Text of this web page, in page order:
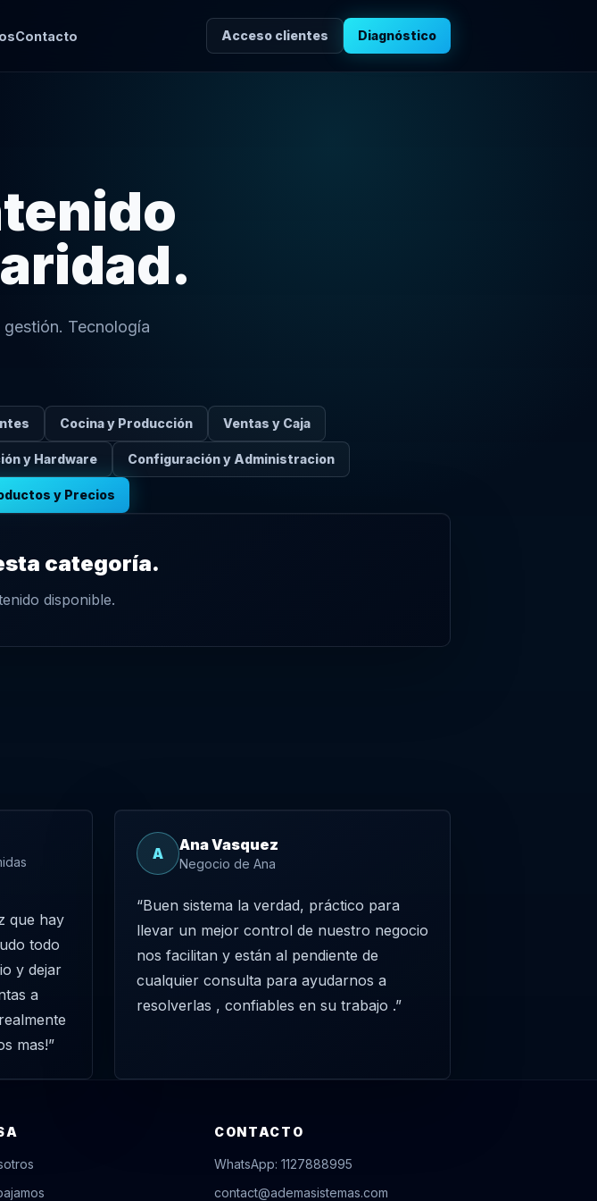
Contacto Acceso clientes Diagnóstico
Tecnología
Cocina y Producción Ventas y Caja
y Hardware Configuración y Administracion
y Precios
categoría.
disponible.
que hay
todo
y dejar
a
mas!”
A Ana Vasquez
Negocio de Ana
“Buen sistema la verdad, práctico para
llevar un mejor control de nuestro negocio
nos facilitan y están al pendiente de
cualquier consulta para ayudarnos a
resolverlas , confiables en su trabajo .”
CONTACTO
WhatsApp: 1127888995
contact@ademasistemas.com